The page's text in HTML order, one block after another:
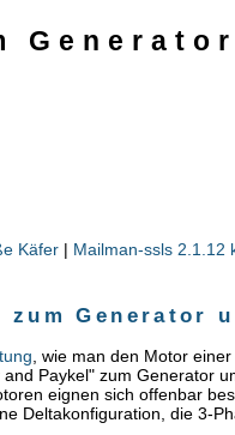
Käfer | Mailman-ssls 2.1.12
zum Generator
, wie man den Motor
Paykel" zum Generator
eignen sich offenbar
Deltakonfiguration, die 3-